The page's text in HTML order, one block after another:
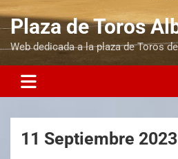
Plaza de Toros
Web dedicada a la plaza de Toros
11 Septiembre 2023